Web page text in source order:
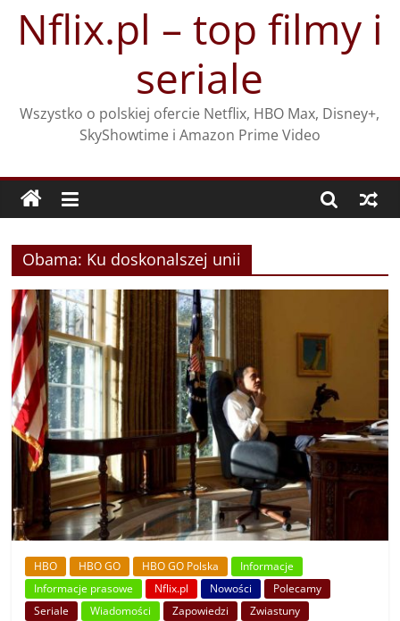
treściNflix.pl – top filmy i
seriale
Wszystko o polskiej ofercie Netflix, HBO Max, Disney+,
SkyShowtime i Amazon Prime Video
Obama: Ku doskonalszej unii
HBO HBO GO HBO GO Polska
Informacje
Informacje prasowe
Nflix.pl Nowości
Polecamy
Seriale
Wiadomości Zapowiedzi Zwiastuny